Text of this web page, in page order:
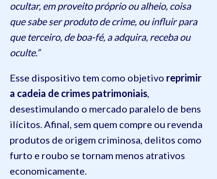
ocultar, em proveito próprio ou alheio, coisa
que sabe ser produto de crime, ou influir para
que terceiro, de boa-fé, a adquira, receba ou
oculte.”
Esse dispositivo tem como objetivo reprimir
a cadeia de crimes patrimoniais,
desestimulando o mercado paralelo de bens
ilícitos. Afinal, sem quem compre ou revenda
produtos de origem criminosa, delitos como
furto e roubo se tornam menos atrativos
economicamente.